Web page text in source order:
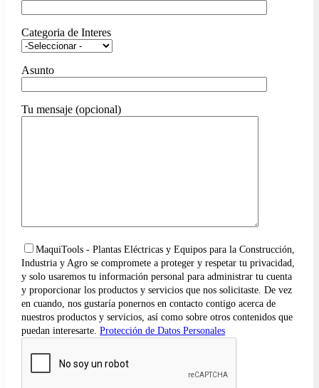
Categoria de Interes
Asunto
Tu mensaje (opcional)
MaquiTools - Plantas Eléctricas y Equipos para la Construcción,
Industria y Agro se compromete a proteger y respetar tu privacidad,
y solo usaremos tu información personal para administrar tu cuenta
y proporcionar los productos y servicios que nos solicitaste. De vez
en cuando, nos gustaría ponernos en contacto contigo acerca de
nuestros productos y servicios, así como sobre otros contenidos que
puedan interesarte. Protección de Datos Personales